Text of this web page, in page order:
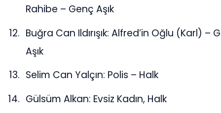
Rahibe – Genç Aşık
Buğra Can Ildırışık: Alfred’in Oğlu (Karl) –
Aşık
Selim Can Yalçın: Polis – Halk
Gülsüm Alkan: Evsiz Kadın, Halk